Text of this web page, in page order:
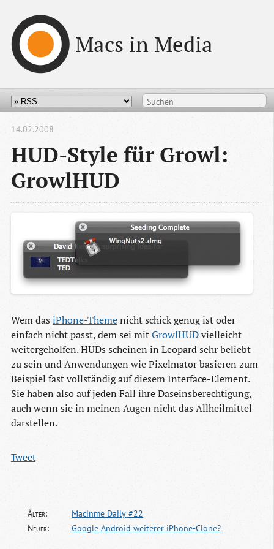
Macs in Media
HUD-Style für Growl:
GrowlHUD
14.02.2008
Wem das iPhone-Themenicht schick genug ist oder
einfach nicht passt, dem sei mitGrowlHUDvielleicht
weitergeholfen. HUDs scheinen in Leopard sehr beliebt
zu sein und Anwendungen wie Pixelmator basieren zum
Beispiel fast vollständig auf diesem Interface-Element.
Sie haben also auf jeden Fall ihre Daseinsberechtigung,
auch wenn sie in meinen Augen nicht das Allheilmittel
darstellen.
Tweet
Älter:
Macinme Daily #22
Neuer:
Google Android weiterer iPhone-Clone?